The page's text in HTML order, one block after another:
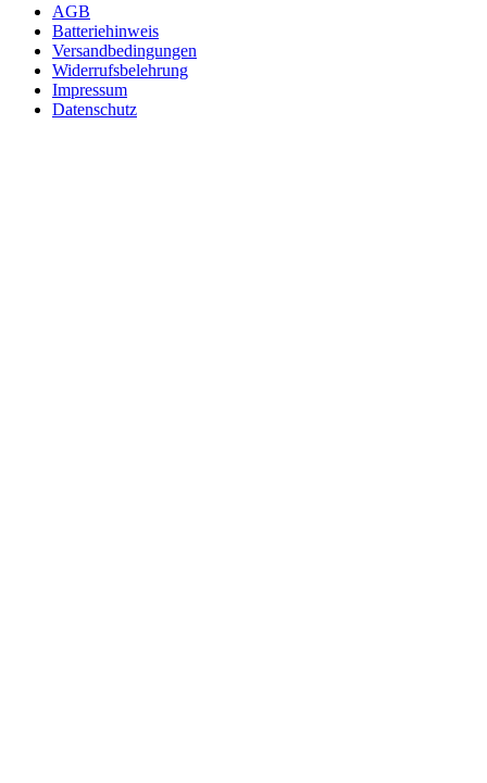
AGB
Batteriehinweis
Versandbedingungen
Widerrufsbelehrung
Impressum
Datenschutz